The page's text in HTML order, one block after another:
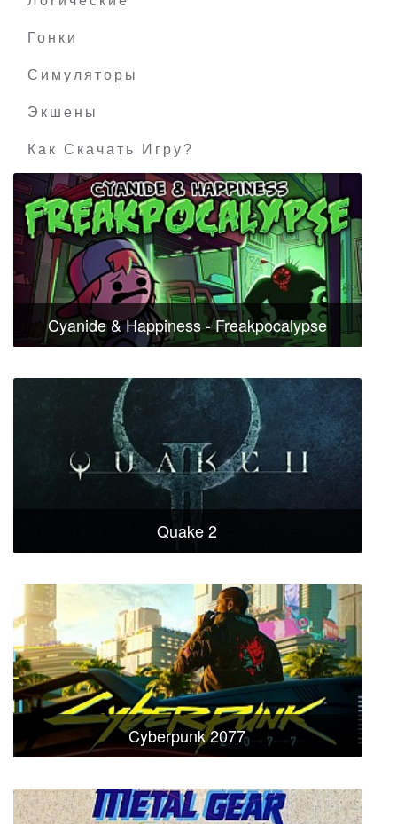
Гонки
Симуляторы
Экшены
Как Скачать Игру?
Cyanide & Happiness - Freakpocalypse
Quake 2
Cyberpunk 2077